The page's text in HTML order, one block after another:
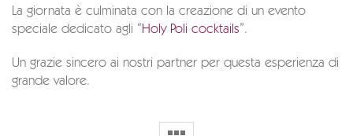
La giornata è culminata con la creazione di un evento
speciale dedicato agli “Holy Poli cocktails”.
Un grazie sincero ai nostri partner per questa esperienza di
grande valore.